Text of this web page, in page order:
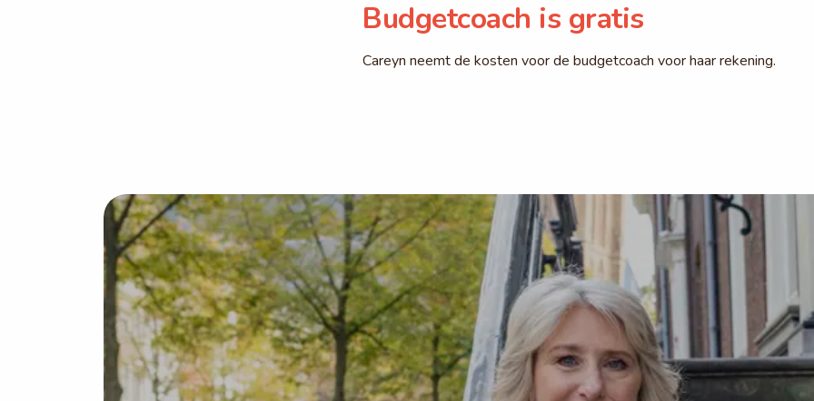
Budgetcoach is gratis
Careyn neemt de kosten voor de budgetcoach voor haar rekening.